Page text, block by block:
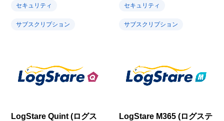
セキュリティ
サブスクリプション
セキュリティ
サブスクリプション
LogStare Quint (ログス
LogStare M365 (ログステ